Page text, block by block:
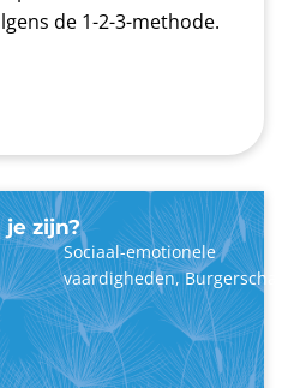
de 1-2-3-methode.
zijn?
Sociaal-emotionele
vaardigheden,Burgerschap